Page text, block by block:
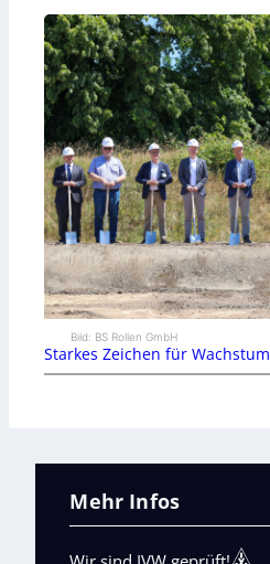
Bild: BS Rollen GmbH
Starkes Zeichen für Wachstum
Mehr Infos